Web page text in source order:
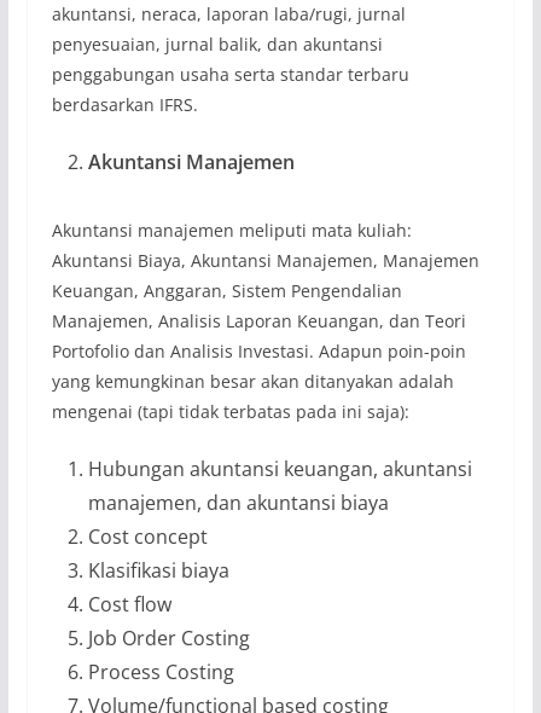
akuntansi, neraca, laporan laba/rugi, jurnal
penyesuaian, jurnal balik, dan akuntansi
penggabungan usaha serta standar terbaru
berdasarkan IFRS.
Akuntansi Manajemen
Akuntansi manajemen meliputi mata kuliah:
Akuntansi Biaya, Akuntansi Manajemen, Manajemen
Keuangan, Anggaran, Sistem Pengendalian
Manajemen, Analisis Laporan Keuangan, dan Teori
Portofolio dan Analisis Investasi. Adapun poin-poin
yang kemungkinan besar akan ditanyakan adalah
mengenai (tapi tidak terbatas pada ini saja):
Hubungan akuntansi keuangan, akuntansi
manajemen, dan akuntansi biaya
Cost concept
Klasifikasi biaya
Cost flow
Job Order Costing
Process Costing
Volume/functional based costing